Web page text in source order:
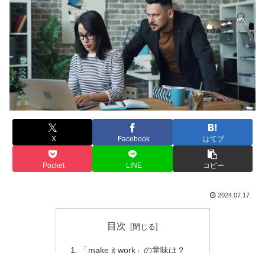
X Facebook はてブ
Pocket LINE コピー
2024.07.17
目次
「make it work」の意味は？